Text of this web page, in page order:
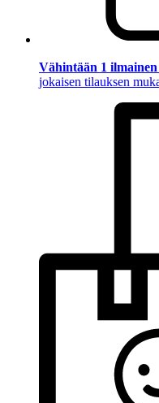
Vähintään 1
jokaisen tilauksen